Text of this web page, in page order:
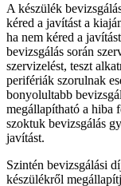
A készülék
kéred a javítást a
ha nem kéred a
bevizsgálás során
szervizelést, teszt
perifériák szorulnak
bonyolultabb
megállapítható a hiba
szoktuk bevizsgálás
javítást.
Szintén bevizsgálási
készülékről